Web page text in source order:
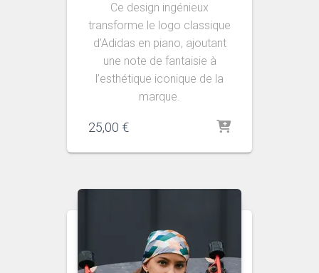
Ce design ingénieux
transforme le logo classique
d’Adidas en piano, ajoutant
une note de fantaisie à
l’esthétique iconique de la
marque.
25,00 €